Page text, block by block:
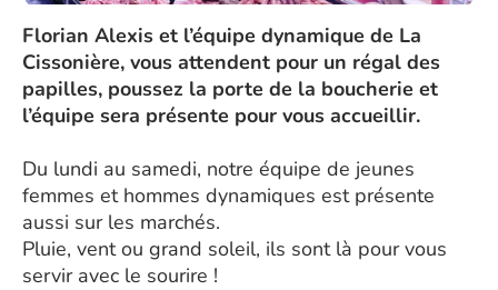
Florian Alexis et l’équipe dynamique de La
Cissonière, vous attendent pour un régal des
papilles, poussez la porte de la boucherie et
l’équipe sera présente pour vous accueillir.
Du lundi au samedi, notre équipe de jeunes
femmes et hommes dynamiques est présente
aussi sur les marchés.
Pluie, vent ou grand soleil, ils sont là pour vous
servir avec le sourire !